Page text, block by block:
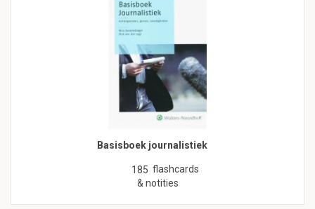
Basisboek journalistiek
185 flashcards
& notities